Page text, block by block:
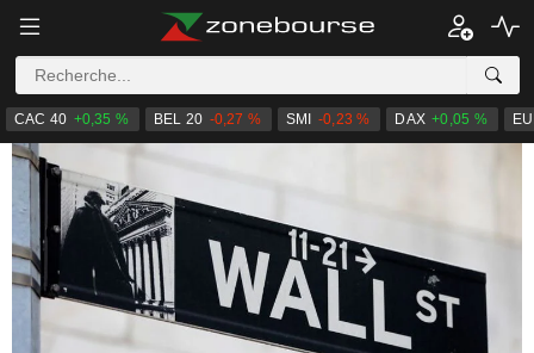
CAC 40 +0,35 % BEL 20 -0,27 % SMI -0,23 % DAX +0,05 %